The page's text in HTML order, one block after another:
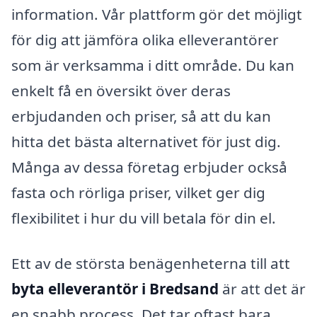
information. Vår plattform gör det möjligt
för dig att jämföra olika elleverantörer
som är verksamma i ditt område. Du kan
enkelt få en översikt över deras
erbjudanden och priser, så att du kan
hitta det bästa alternativet för just dig.
Många av dessa företag erbjuder också
fasta och rörliga priser, vilket ger dig
flexibilitet i hur du vill betala för din el.
Ett av de största benägenheterna till att
byta elleverantör i Bredsand är att det är